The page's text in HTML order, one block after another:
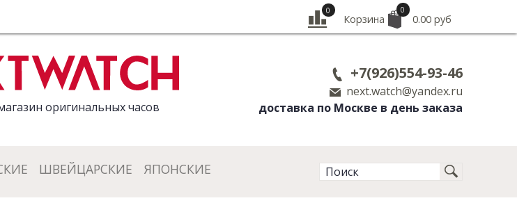
0
Корзина
0
0.00 руб
оригинальных часов
+7(926)554-93-46
next.watch@yandex.ru
доставка по Москве в день заказа
ШВЕЙЦАРСКИЕ ЯПОНСКИЕ